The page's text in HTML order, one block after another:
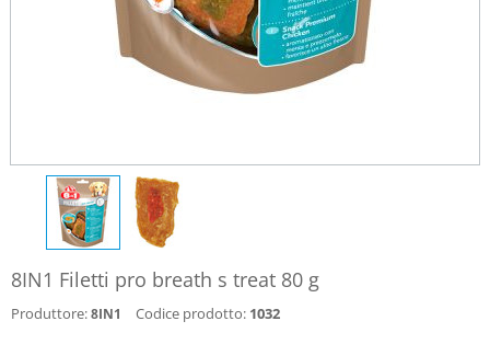
8IN1 Filetti pro breath s treat 80 g
Produttore:8IN1 Codice prodotto: 1032